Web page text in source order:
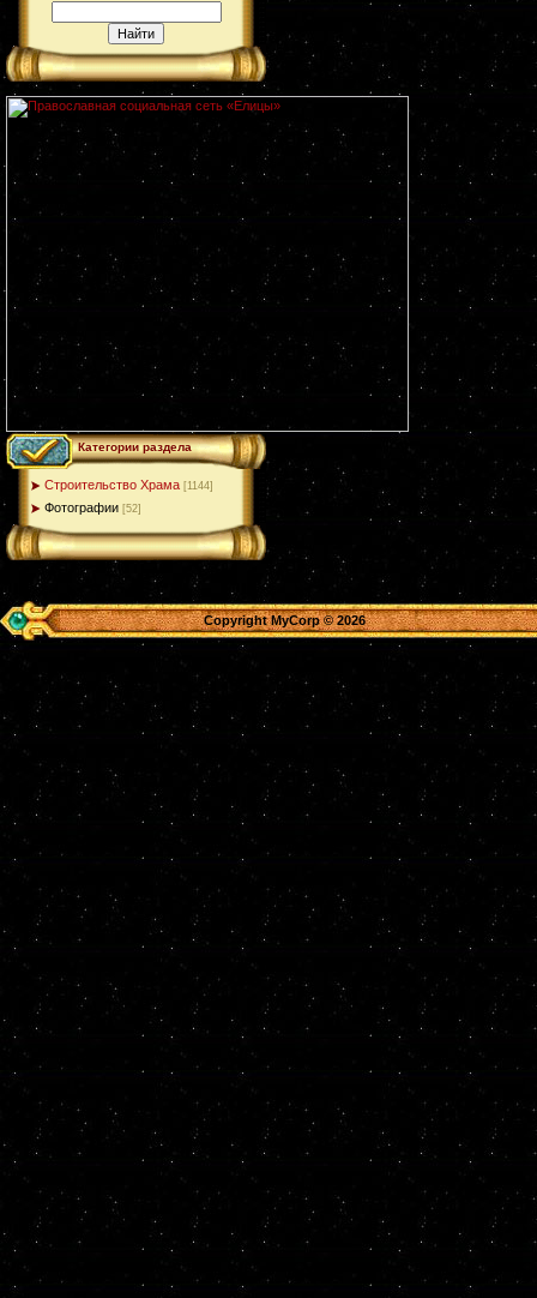
Категории раздела
Строительство Храма [1144]
Фотографии [52]
Copyright MyCorp © 2026